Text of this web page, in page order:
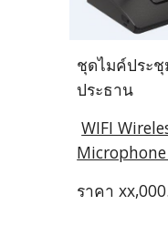
ชุดไมค์ประชุ
ประธาน
WIFI
ราคา